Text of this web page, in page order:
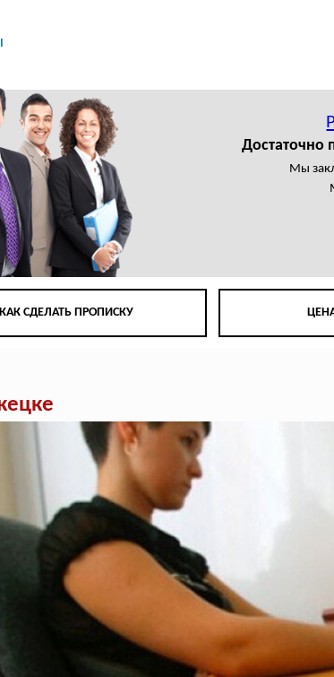
Достаточно
Мы
КАК СДЕЛАТЬ ПРОПИСКУ